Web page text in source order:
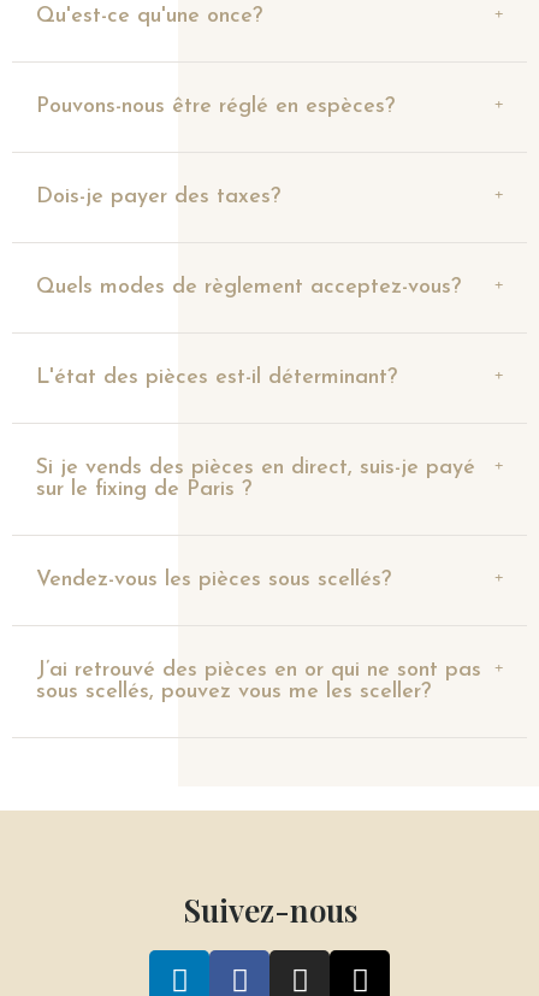
Qu'est-ce qu'une once?
Pouvons-nous être réglé en espèces?
Dois-je payer des taxes?
Quels modes de règlement acceptez-vous?
L'état des pièces est-il déterminant?
Si je vends des pièces en direct, suis-je payé
sur le fixing de Paris ?
Vendez-vous les pièces sous scellés?
J’ai retrouvé des pièces en or qui ne sont pas
sous scellés, pouvez vous me les sceller?
Suivez-nous